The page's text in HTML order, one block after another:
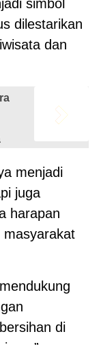
simbol
dilestarikan
dan
menjadi
juga
harapan
masyarakat
di